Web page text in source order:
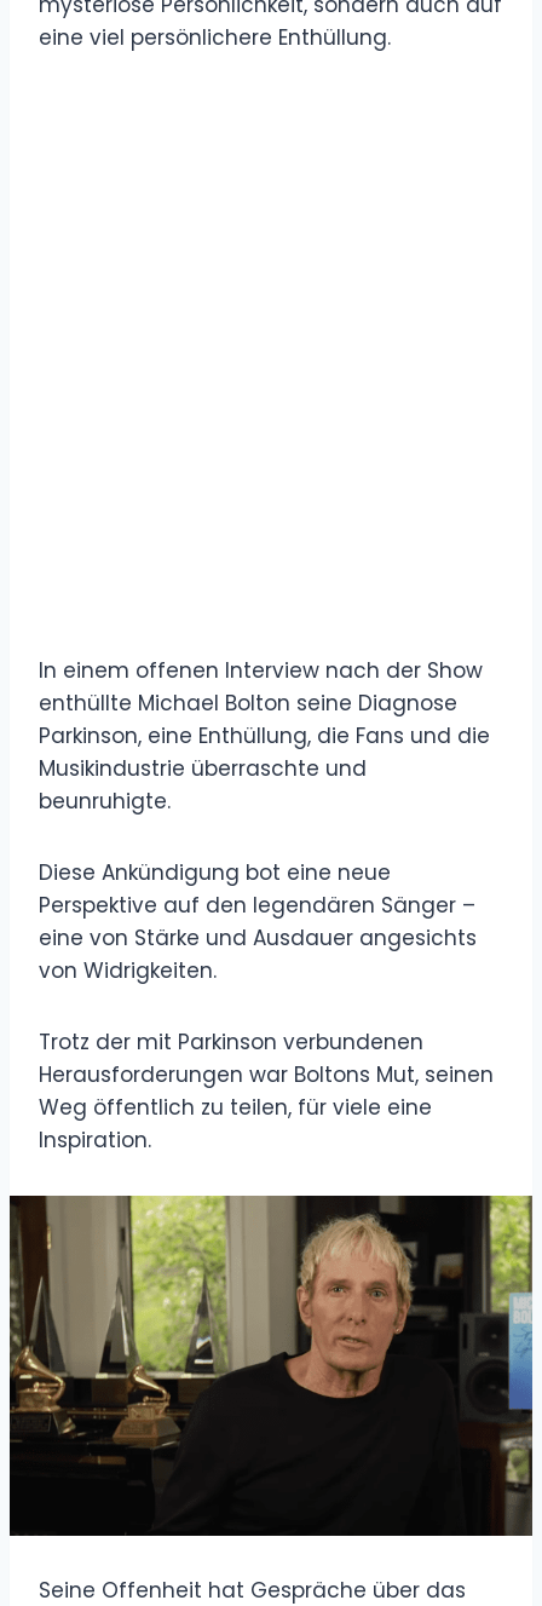
eine viel persönlichere Enthüllung.
In einem offenen Interview nach der Show
enthüllte Michael Bolton seine Diagnose
Parkinson, eine Enthüllung, die Fans und die
Musikindustrie überraschte und
beunruhigte.
Diese Ankündigung bot eine neue
Perspektive auf den legendären Sänger –
eine von Stärke und Ausdauer angesichts
von Widrigkeiten.
Trotz der mit Parkinson verbundenen
Herausforderungen war Boltons Mut, seinen
Weg öffentlich zu teilen, für viele eine
Inspiration.
Seine Offenheit hat Gespräche über das